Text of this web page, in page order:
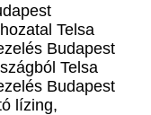
Telsa
Budapest
Telsa
Budapest
lízing,